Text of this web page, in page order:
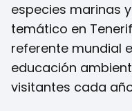
especies marinas
temático en
referente mundial
educación
visitantes cada